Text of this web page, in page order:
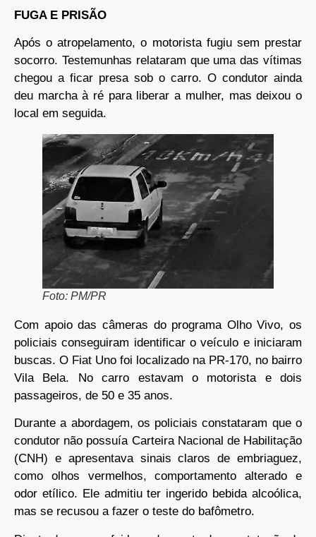
FUGA E PRISÃO
Após o atropelamento, o motorista fugiu sem prestar
socorro. Testemunhas relataram que uma das vítimas
chegou a ficar presa sob o carro. O condutor ainda
deu marcha à ré para liberar a mulher, mas deixou o
local em seguida.
Foto: PM/PR
Com apoio das câmeras do programa Olho Vivo, os
policiais conseguiram identificar o veículo e iniciaram
buscas. O Fiat Uno foi localizado na PR-170, no bairro
Vila Bela. No carro estavam o motorista e dois
passageiros, de 50 e 35 anos.
Durante a abordagem, os policiais constataram que o
condutor não possuía Carteira Nacional de Habilitação
(CNH) e apresentava sinais claros de embriaguez,
como olhos vermelhos, comportamento alterado e
odor etílico. Ele admitiu ter ingerido bebida alcoólica,
mas se recusou a fazer o teste do bafômetro.